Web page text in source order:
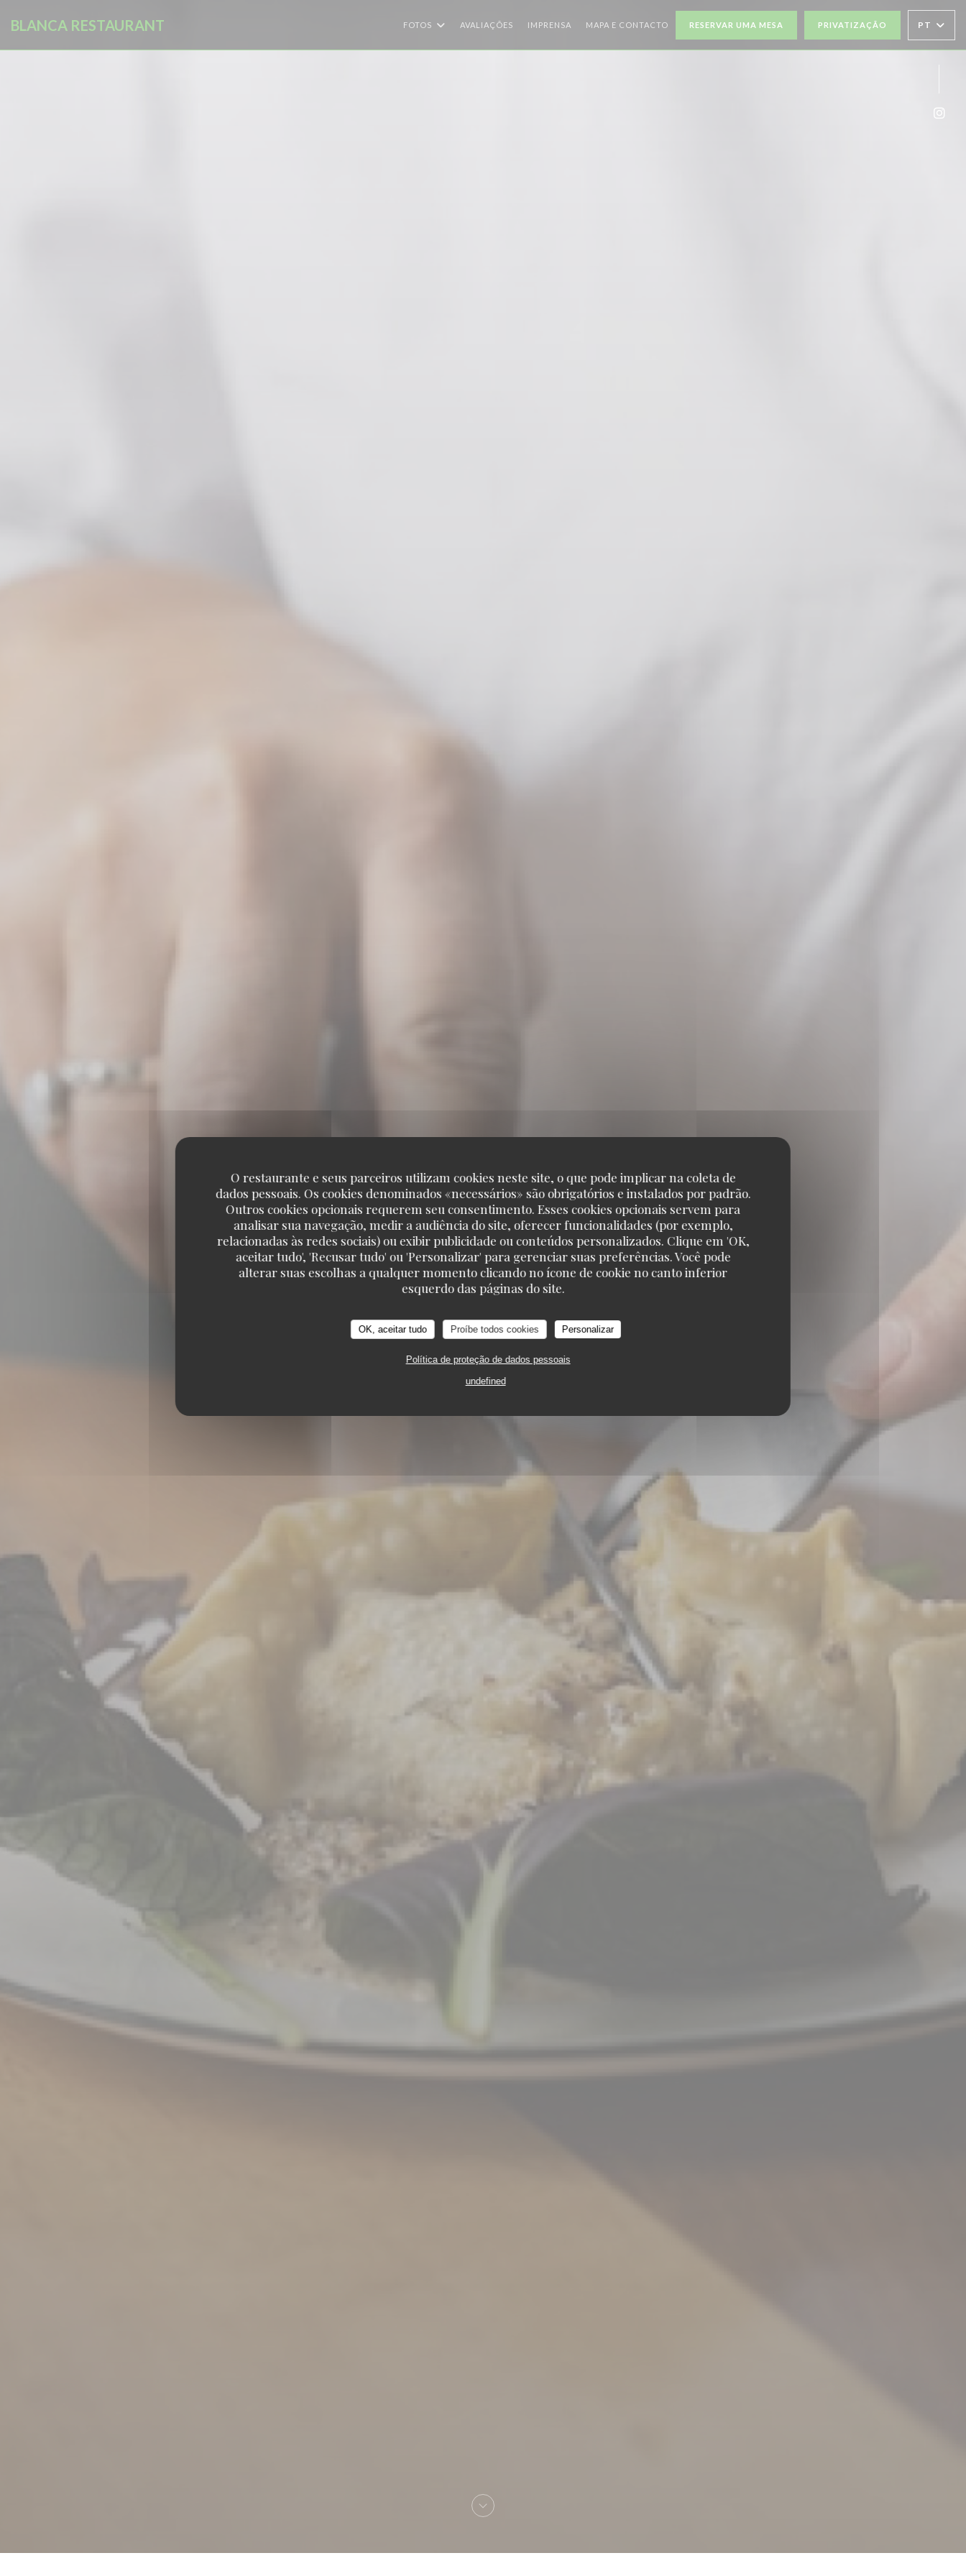
O restaurante e seus parceiros utilizam cookies neste site, o que pode implicar na coleta de
dados pessoais. Os cookies denominados «necessários» são obrigatórios e instalados por padrão.
Outros cookies opcionais requerem seu consentimento. Esses cookies opcionais servem para
analisar sua navegação, medir a audiência do site, oferecer funcionalidades (por exemplo,
relacionadas às redes sociais) ou exibir publicidade ou conteúdos personalizados. Clique em 'OK,
aceitar tudo', 'Recusar tudo' ou 'Personalizar' para gerenciar suas preferências. Você pode
alterar suas escolhas a qualquer momento clicando no ícone de cookie no canto inferior
esquerdo das páginas do site.
OK, aceitar tudo Proíbe todos cookies Personalizar
Política de proteção de dados pessoais
undefined
BLANCA RESTAURANT FOTOS AVALIAÇÕES IMPRENSA MAPA E CONTACTO RESERVAR UMA MESA PRIVATIZAÇÃO PT
BLANCA RESTAURANT
34, RUE KELLER 75011 PARIS
BLANCA RESTAURANT